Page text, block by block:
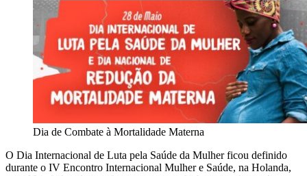
Dia de Combate à Mortalidade Materna
O Dia Internacional de Luta pela Saúde da Mulher ficou definido
durante o IV Encontro Internacional Mulher e Saúde, na Holanda,